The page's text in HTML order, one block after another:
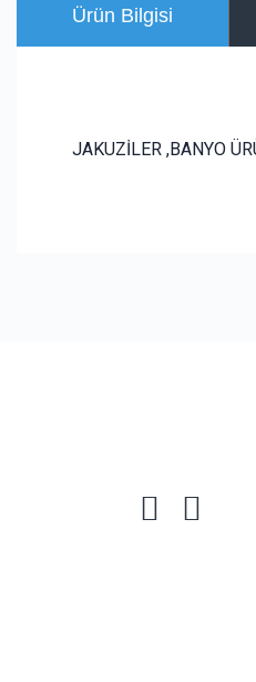
Ürün Bilgisi
JAKUZİLER ,BANYO